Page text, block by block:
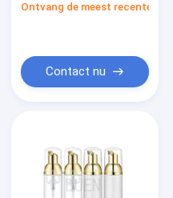
Schuimplasticpomp
Ontvang de meest recente
Contact nu